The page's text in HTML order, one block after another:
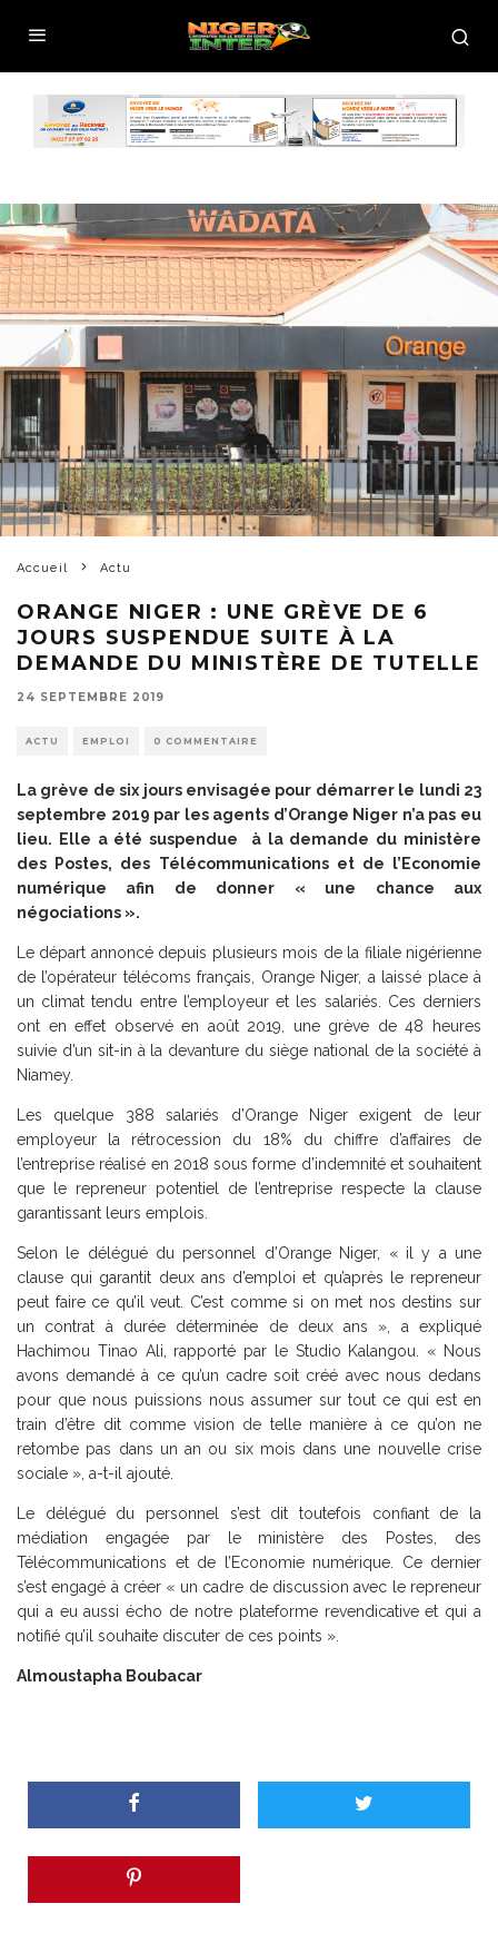
Accueil Actu
ORANGE NIGER : UNE GRÈVE DE 6
JOURS SUSPENDUE SUITE À LA
DEMANDE DU MINISTÈRE DE TUTELLE
24 SEPTEMBRE 2019
ACTU EMPLOI 0 COMMENTAIRE
La grève de six jours envisagée pour démarrer le lundi 23
septembre 2019 par les agents d’Orange Niger n’a pas eu
lieu. Elle a été suspendue à la demande du ministère
des Postes, des Télécommunications et de l’Economie
numérique afin de donner « une chance aux
négociations ».
Le départ annoncé depuis plusieurs mois de la filiale nigérienne
de l’opérateur télécoms français, Orange Niger, a laissé place à
un climat tendu entre l’employeur et les salariés. Ces derniers
ont en effet observé en août 2019, une grève de 48 heures
suivie d’un sit-in à la devanture du siège national de la société à
Niamey.
Les quelque 388 salariés d’Orange Niger exigent de leur
employeur la rétrocession du 18% du chiffre d’affaires de
l’entreprise réalisé en 2018 sous forme d’indemnité et souhaitent
que le repreneur potentiel de l’entreprise respecte la clause
garantissant leurs emplois.
Selon le délégué du personnel d’Orange Niger, « il y a une
clause qui garantit deux ans d’emploi et qu’après le repreneur
peut faire ce qu’il veut. C’est comme si on met nos destins sur
un contrat à durée déterminée de deux ans », a expliqué
Hachimou Tinao Ali, rapporté par le Studio Kalangou. « Nous
avons demandé à ce qu’un cadre soit créé avec nous dedans
pour que nous puissions nous assumer sur tout ce qui est en
train d’être dit comme vision de telle manière à ce qu’on ne
retombe pas dans un an ou six mois dans une nouvelle crise
sociale », a-t-il ajouté.
Le délégué du personnel s’est dit toutefois confiant de la
médiation engagée par le ministère des Postes, des
Télécommunications et de l’Economie numérique. Ce dernier
s’est engagé à créer « un cadre de discussion avec le repreneur
qui a eu aussi écho de notre plateforme revendicative et qui a
notifié qu’il souhaite discuter de ces points ».
Almoustapha Boubacar